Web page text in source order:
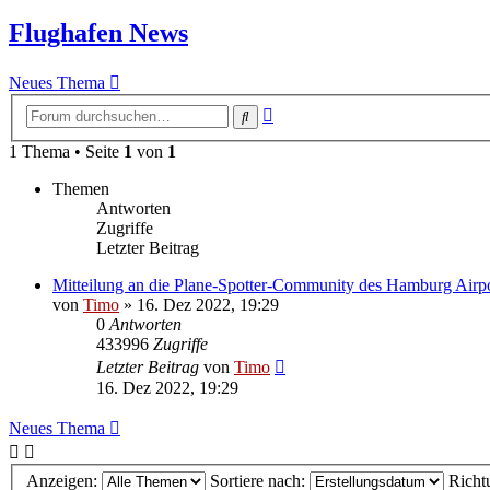
Flughafen News
Neues Thema
Suche
1 Thema • Seite 1 von 1
Themen
Antworten
Zugriffe
Letzter Beitrag
Mitteilung an die Plane-Spotter-Community des Hamburg
von Timo » 16. Dez 2022, 19:29
0 Antworten
433996 Zugriffe
Letzter Beitrag von Timo
16. Dez 2022, 19:29
Neues Thema
Anzeigen: Sortiere nach: